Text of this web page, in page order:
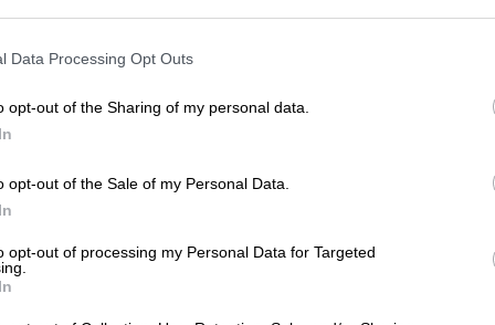
Data Processing Opt Outs
opt-out of the Sharing of my personal data.
opt-out of the Sale of my Personal Data.
opt-out of processing my Personal Data for Targeted
Johann Georg Pfister n'était pas seulement le
travailleur, le mari de Magdalena, le père de Michael
de foi. Parce que la charité fait partie du catholicisme
des fondateurs de l'église de Schirnaidl. Il a fait don
En l'honneur de cette bonne action, sa famille a
anniversaire de l'église. La bière porte le nom de la
ingrédients issus de l'agriculture biologique contrôlée.
4,6 % et s'écoule dans le verre dans un ton doré
sent de manière tentante le caramel, le malt et la
la gorge comme de la soie liquide et embrasse la
caramel anglais, de levure épicée et de céréales